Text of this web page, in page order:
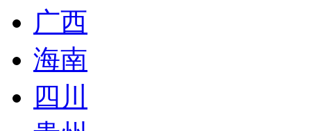
广西
海南
四川